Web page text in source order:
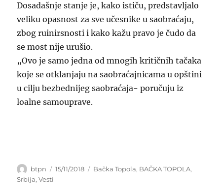
Dosadašnje stanje je, kako ističu, predstavljalo
veliku opasnost za sve učesnike u saobraćaju,
zbog ruinirsnosti i kako kažu pravo je čudo da
se most nije urušio.
„Ovo je samo jedna od mnogih kritičnih tačaka
koje se otklanjaju na saobraćajnicama u opštini
u cilju bezbednijeg saobraćaja- poručuju iz
loalne samouprave.
Author
btpn
Posted
15/11/2018 Categories
Bačka Topola, BAČKA TOPOLA,
Srbija,Vesti